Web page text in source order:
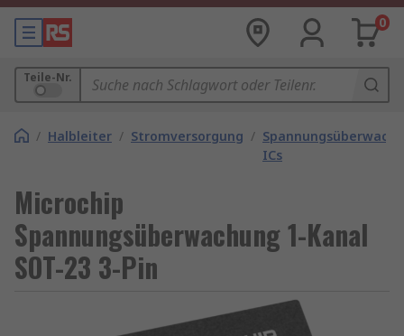
0
Teile-Nr.
/ Halbleiter / Stromversorgung /
ICs
Microchip
Spannungsüberwachung 1-Kanal
SOT-23 3-Pin